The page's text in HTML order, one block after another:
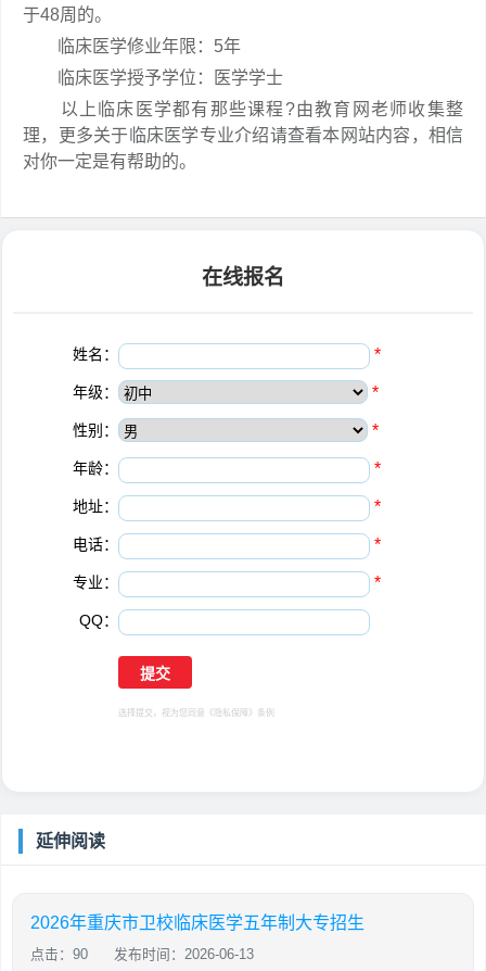
于48周的。
临床医学修业年限：5年
临床医学授予学位：医学学士
以上临床医学都有那些课程?由教育网老师收集整
理，更多关于临床医学专业介绍请查看本网站内容，相信
对你一定是有帮助的。
在线报名
姓名： *
年级： *
性别： *
年龄： *
地址： *
电话： *
专业： *
QQ：
选择提交，视为您同意 《隐私保障》 条例
延伸阅读
2026年重庆市卫校临床医学五年制大专招生
点击：90 发布时间：2026-06-13